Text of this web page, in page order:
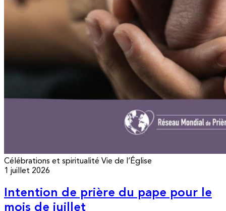
Célébrations et spiritualité Vie de l’Église
1 juillet 2026
Intention de prière du pape pour le
mois de juillet